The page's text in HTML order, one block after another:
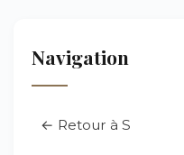
Navigation
← Retour à S